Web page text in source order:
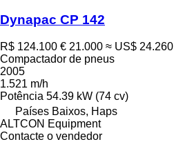
Dynapac CP 142
R$ 124.100 € 21.000 ≈ US$ 24.260
Compactador de pneus
2005
1.521 m/h
Potência 54.39 kW (74 cv)
Países Baixos, Haps
ALTCON Equipment
Contacte o vendedor